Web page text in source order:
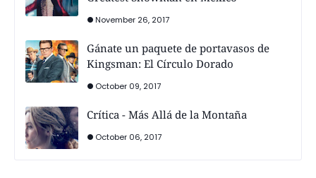
November 26, 2017
Gánate un paquete de portavasos de
Kingsman: El Círculo Dorado
October 09, 2017
Crítica - Más Allá de la Montaña
October 06, 2017